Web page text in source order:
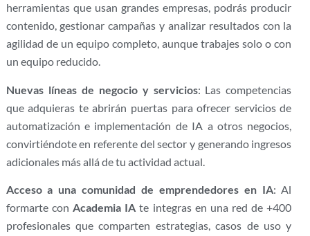
herramientas que usan grandes empresas, podrás producir
contenido, gestionar campañas y analizar resultados con la
agilidad de un equipo completo, aunque trabajes solo o con
un equipo reducido.
Nuevas líneas de negocio y servicios: Las competencias
que adquieras te abrirán puertas para ofrecer servicios de
automatización e implementación de IA a otros negocios,
convirtiéndote en referente del sector y generando ingresos
adicionales más allá de tu actividad actual.
Acceso a una comunidad de emprendedores en IA: Al
formarte con Academia IA te integras en una red de +400
profesionales que comparten estrategias, casos de uso y